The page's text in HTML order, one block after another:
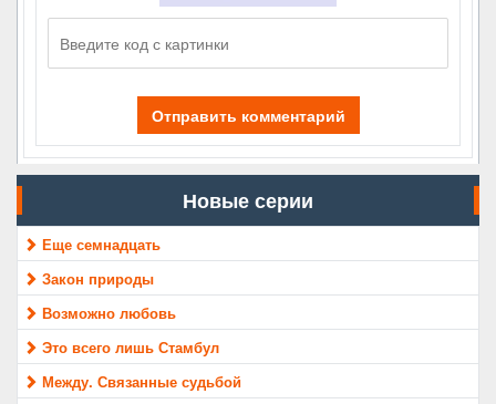
Отправить комментарий
Новые серии
Еще семнадцать
Закон природы
Возможно любовь
Это всего лишь Стамбул
Между. Связанные судьбой